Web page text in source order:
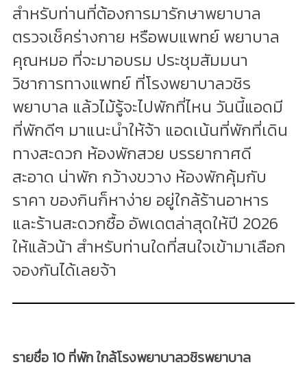
สำหรับท่านที่ต้องการมารักษาพยาบาล
ตรวจเช็คร่างกาย หรือพบแพทย์ พยาบาล
คุณหมอ ที่จะมาอบรม ประชุมสัมมนา
วิชาการทางแพทย์ ที่โรงพยาบาลวชิร
พยาบาล แล้วไม้รู้จะไปพักที่ไหน วันนี้แอดมี
ที่พักดีๆ มาแนะนำให้จ้า แอดเน้นที่พักที่เดิน
ทางสะดวก ห้องพักสวย บรรยากาศดี
สะอาด น่าพัก กว้างขวาง ห้องพักคุ้มกับ
ราคา ของกินก็หาง่าย อยู่ใกล้ร้านอาหาร
และร้านสะดวกซื้อ อัพเดตล่าสุดให้ปี 2026
ให้แล้วน้า สำหรับท่านใดที่สนใจเข้ามาเลือก
จองกันได้เลยจ้า
รายชื่อ 10 ที่พัก ใกล้โรงพยาบาลวชิรพยาบาล